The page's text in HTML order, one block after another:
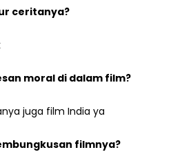
ceritanya?
moral di dalam film?
juga film India ya
filmnya?